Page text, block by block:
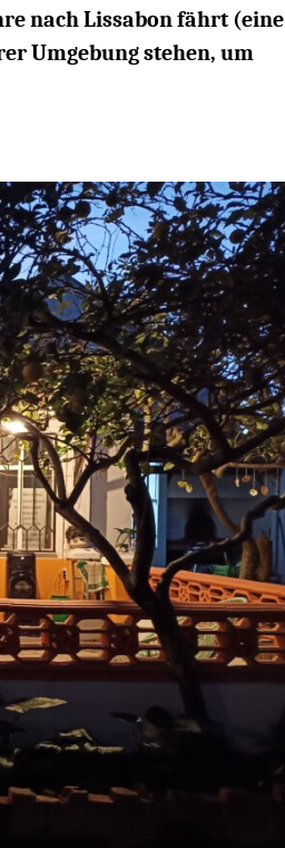
nach Lissabon fährt (eine
Umgebung stehen, um